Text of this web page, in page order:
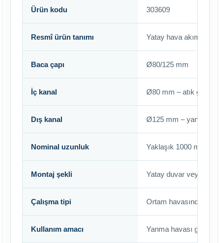
Ürün kodu 303609
Resmî ürün tanımı Yatay hava akım
Baca çapı Ø80/125 mm
İç kanal Ø80 mm – atık gaz
Dış kanal Ø125 mm – yanma
Nominal uzunluk Yaklaşık 1000 mm
Montaj şekli Yatay duvar veya
Çalışma tipi Ortam havasından
Kullanım amacı Yanma havası girişi ve